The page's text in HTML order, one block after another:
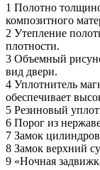
1 Полотно
композитного
2 Утепление
плотности.
3 Объемный
вид двери.
4 Уплотнитель
обеспечивает
5 Резиновый
6 Порог из
7 Замок
8 Замок верхний
9 «Ночная